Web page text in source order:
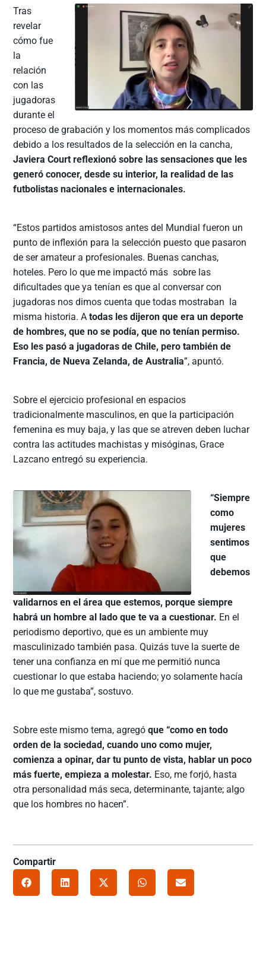
Tras
revelar
cómo fue
la
relación
con las
jugadoras
durante el
proceso de grabación y los momentos más complicados
debido a los resultados de la selección en la cancha,
Javiera Court reflexionó sobre las sensaciones que les
generó conocer, desde su interior, la realidad de las
futbolistas nacionales e internacionales.
“Estos partidos amistosos antes del Mundial fueron un
punto de inflexión para la selección puesto que pasaron
de ser amateur a profesionales. Buenas canchas,
hoteles. Pero lo que me impactó más sobre las
dificultades que ya tenían es que al conversar con
jugadoras nos dimos cuenta que todas mostraban la
misma historia. Atodas les dijeron que era un deporte
de hombres, que no se podía, que no tenían permiso.
Eso les pasó a jugadoras de Chile, pero también de
Francia, de Nueva Zelanda, de Australia”, apuntó.
Sobre el ejercicio profesional en espacios
tradicionalmente masculinos, en que la participación
femenina es muy baja, y las que se atreven deben luchar
contra las actitudes machistas y misóginas, Grace
Lazcano entregó su experiencia.
“Siempre
como
mujeres
sentimos
que
debemos
validarnos en el área que estemos, porque siempre
habrá un hombre al lado que te va a cuestionar. En el
periodismo deportivo, que es un ambiente muy
masculinizado también pasa. Quizás tuve la suerte de
tener una confianza en mí que me permitió nunca
cuestionar lo que estaba haciendo; yo solamente hacía
lo que me gustaba”, sostuvo.
Sobre este mismo tema, agregóque “como en todo
orden de la sociedad, cuando uno como mujer,
comienza a opinar, dar tu punto de vista, hablar un poco
más fuerte, empieza a molestar. Eso, me forjó, hasta
otra personalidad más seca, determinante, tajante; algo
que los hombres no hacen”.
Compartir